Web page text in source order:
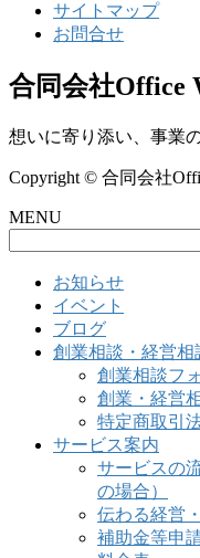
サイトマップ
お問合せ
合同会社Office
想いに寄り添い、事業
Copyright © 合同会社
MENU
お知らせ
イベント
ブログ
創業相談・経営相
創業相談フ
創業・経営
特定商取引
サービス案内
サービスの
の場合）
伝わる経営
補助金等申